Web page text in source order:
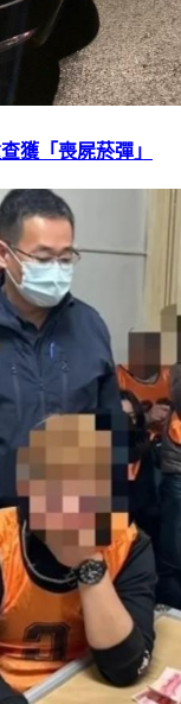
獲「喪屍菸彈」